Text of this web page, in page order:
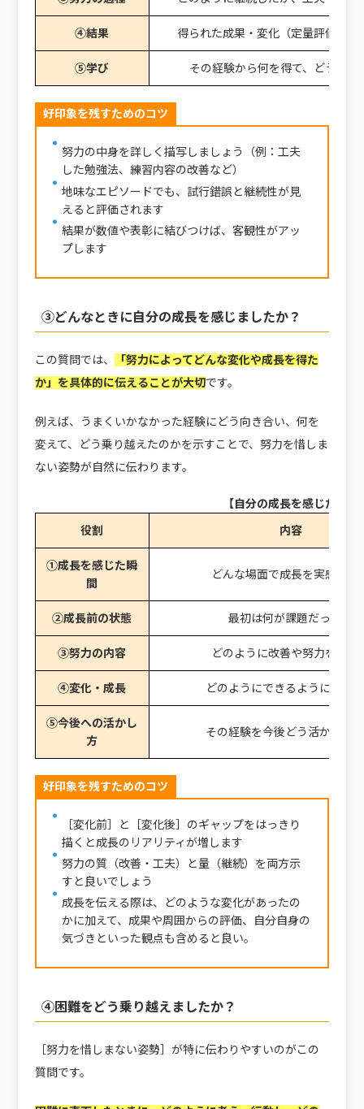
④結果 得られた成果・変化（定量評価が
⑤学び その経験から何を得て、どう活か
好印象を残すためのコツ
努力の中身を詳しく描写しましょう（例：工夫
した勉強法、練習内容の改善など）
地味なエピソードでも、試行錯誤と継続性が見
えると評価されます
結果が数値や表彰に結びつけば、客観性がアッ
プします
③どんなときに自分の成長を感じましたか？
この質問では、
「努力によってどんな変化や成長を得た
か」を具体的に伝えることが大切です。
例えば、うまくいかなかった経験にどう向き合い、何を
変えて、どう乗り越えたのかを示すことで、努力を惜しま
ない姿勢が自然に伝わります。
【自分の成長を感じたこと
役割 内容
①成長を感じた瞬
間
どんな場面で成長を実感した
②成長前の状態 最初は何が課題だったか
③努力の内容 どのように改善や努力をした
④変化・成長 どのようにできるようになっ
⑤今後への活かし
方
その経験を今後どう活かした
好印象を残すためのコツ
［変化前］と［変化後］のギャップをはっきり
描くと成長のリアリティが増します
努力の質（改善・工夫）と量（継続）を両方示
すと良いでしょう
成長を伝える際は、どのような変化があったの
かに加えて、成果や周囲からの評価、自分自身の
気づきといった観点も含めると良い。
④困難をどう乗り越えましたか？
［努力を惜しまない姿勢］が特に伝わりやすいのがこの
質問です。